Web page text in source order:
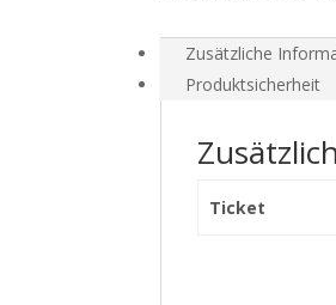
Zusätzliche
Produktsicherheit
Ticket